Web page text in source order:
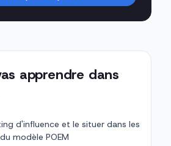
apprendre dans
d'influence et le situer dans les
modèle POEM